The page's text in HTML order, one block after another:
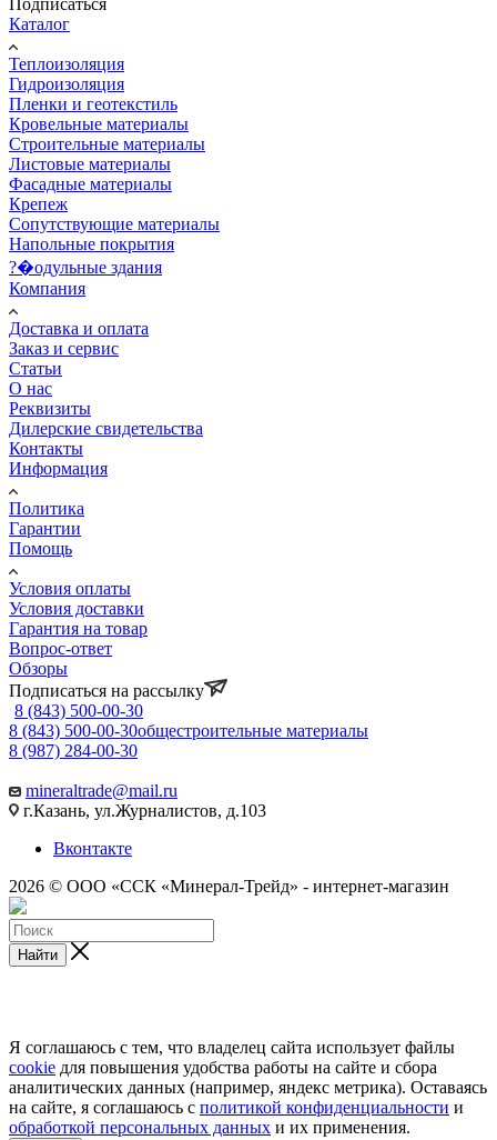
Подписаться
Каталог
Теплоизоляция
Гидроизоляция
Пленки и геотекстиль
Кровельные материалы
Строительные материалы
Листовые материалы
Фасадные материалы
Крепеж
Сопутствующие материалы
Напольные покрытия
?�одульные здания
Компания
Доставка и оплата
Заказ и сервис
Статьи
О нас
Реквизиты
Дилерские свидетельства
Контакты
Информация
Политика
Гарантии
Помощь
Условия оплаты
Условия доставки
Гарантия на товар
Вопрос-ответ
Обзоры
Подписаться на рассылку
8 (843) 500-00-30
8 (843) 500-00-30общестроительные материалы
8 (987) 284-00-30
mineraltrade@mail.ru
г.Казань, ул.Журналистов, д.103
Вконтакте
2026 © ООО «ССК «Минерал-Трейд» - интернет-магазин
Найти
Я соглашаюсь с тем, что владелец сайта использует файлы
cookie для повышения удобства работы на сайте и сбора
аналитических данных (например, яндекс метрика). Оставаясь
на сайте, я соглашаюсь с политикой конфиденциальности и
обработкой персональных данных и их применения.